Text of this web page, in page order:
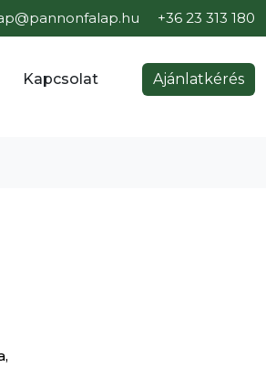
+36 23 313 180
Kapcsolat Ajánlatkérés